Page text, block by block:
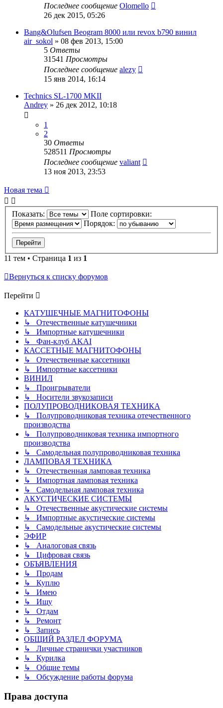
Последнее сообщение Olomello
26 дек 2015, 05:26
Bang&Olufsen Beogram 8000 или revox b790 винил
air_sokol » 08 фев 2013, 15:00
5 Ответы
31541 Просмотры
Последнее сообщение alezy
15 янв 2014, 16:14
Technics SL-1700 MKII
Andrey » 26 дек 2012, 10:18
1
2
30 Ответы
528511 Просмотры
Последнее сообщение valiant
13 ноя 2013, 23:53
Новая тема
Показать:
Поле сортировки:
Порядок:
11 тем • Страница 1 из 1
Вернуться к списку форумов
Перейти
КАТУШЕЧНЫЕ МАГНИТОФОНЫ
↳ Отечественные катушечники
↳ Импортные катушечники
↳ Фан-клуб AKAI
КАССЕТНЫЕ МАГНИТОФОНЫ
↳ Отечественные кассетники
↳ Импортные кассетники
ВИНИЛ
↳ Проигрыватели
↳ Носители звукозаписи
ПОЛУПРОВОДНИКОВАЯ ТЕХНИКА
↳ Полупроводниковая техника отечественного
производства
↳ Полупроводниковая техника импортного
производства
↳ Самодельная полупроводниковая техника
ЛАМПОВАЯ ТЕХНИКА
↳ Отечественная ламповая техника
↳ Импортная ламповая техника
↳ Самодельная ламповая техника
АКУСТИЧЕСКИЕ СИСТЕМЫ
↳ Отечественные акустические системы
↳ Импортные акустические системы
↳ Самодельные акустические системы
ЭФИР
↳ Аналоговая связь
↳ Цифровая связь
ОБЪЯВЛЕНИЯ
↳ Продам
↳ Куплю
↳ Имею
↳ Ищу
↳ Отдам
↳ Ремонт
↳ Запись
ОБЩИЙ РАЗДЕЛ ФОРУМА
↳ Личные странички участников
↳ Курилка
↳ Общие темы
↳ Обсуждение работы форума
Права доступа